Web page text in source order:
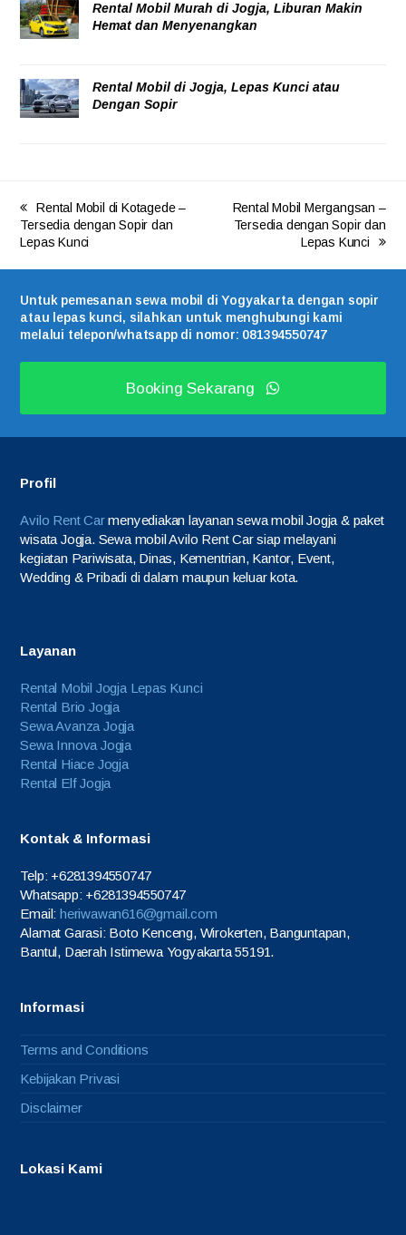
Rental Mobil Murah di Jogja, Liburan Makin
Hemat dan Menyenangkan
Rental Mobil di Jogja, Lepas Kunci atau
Dengan Sopir
Rental Mobil di Kotagede –
Tersedia dengan Sopir dan
Lepas Kunci
Rental Mobil Mergangsan –
Tersedia dengan Sopir dan
Lepas Kunci
Untuk pemesanan sewa mobil di Yogyakarta dengan sopir
atau lepas kunci, silahkan untuk menghubungi kami
melalui telepon/whatsapp di nomor: 081394550747
Booking Sekarang
Profil
Avilo Rent Carmenyediakan layanan sewa mobil Jogja & paket
wisata Jogja. Sewa mobil Avilo Rent Car siap melayani
kegiatan Pariwisata, Dinas, Kementrian, Kantor, Event,
Wedding & Pribadi di dalam maupun keluar kota.
Layanan
Rental Mobil Jogja Lepas Kunci
Rental Brio Jogja
Sewa Avanza Jogja
Sewa Innova Jogja
Rental Hiace Jogja
Rental Elf Jogja
Kontak & Informasi
Telp: +6281394550747
Whatsapp: +6281394550747
Email:heriwawan616@gmail.com
Alamat Garasi: Boto Kenceng, Wirokerten, Banguntapan,
Bantul, Daerah Istimewa Yogyakarta 55191.
Informasi
Terms and Conditions
Kebijakan Privasi
Disclaimer
Lokasi Kami